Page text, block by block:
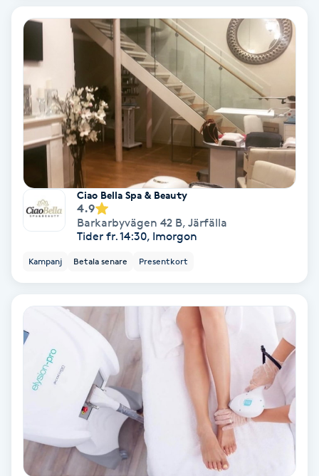
Headspa
Healing
Herrklippning
HIFU
Hot yoga
Hudföryngring
Huduppstramning
Hudvård
Ciao Bella Spa & Beauty
4.9
Barkarbyvägen 42 B, Järfälla
Tider fr. 14:30, Imorgon
Kampanj Betala senare Presentkort